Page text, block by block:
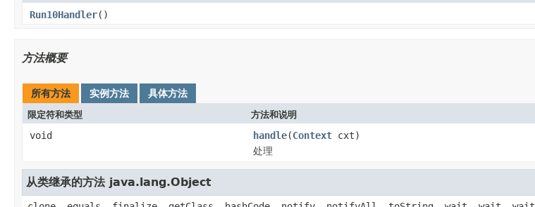
Run10Handler()
方法概要
所有方法 实例方法 具体方法
限定符和类型 方法和说明
void handle(Context cxt)
处理
从类继承的方法 java.lang.Object